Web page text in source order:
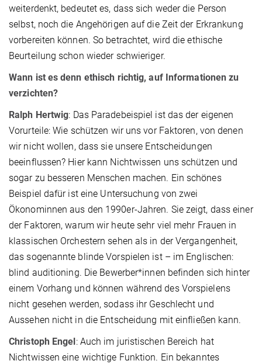
weiterdenkt, bedeutet es, dass sich weder die Person
selbst, noch die Angehörigen auf die Zeit der Erkrankung
vorbereiten können. So betrachtet, wird die ethische
Beurteilung schon wieder schwieriger.
Wann ist es denn ethisch richtig, auf Informationen zu
verzichten?
Ralph Hertwig: Das Paradebeispiel ist das der eigenen
Vorurteile: Wie schützen wir uns vor Faktoren, von denen
wir nicht wollen, dass sie unsere Entscheidungen
beeinflussen? Hier kann Nichtwissen uns schützen und
sogar zu besseren Menschen machen. Ein schönes
Beispiel dafür ist eine Untersuchung von zwei
Ökonominnen aus den 1990er-Jahren. Sie zeigt, dass einer
der Faktoren, warum wir heute sehr viel mehr Frauen in
klassischen Orchestern sehen als in der Vergangenheit,
das sogenannte blinde Vorspielen ist – im Englischen:
blind auditioning. Die Bewerber*innen befinden sich hinter
einem Vorhang und können während des Vorspielens
nicht gesehen werden, sodass ihr Geschlecht und
Aussehen nicht in die Entscheidung mit einfließen kann.
Christoph Engel: Auch im juristischen Bereich hat
Nichtwissen eine wichtige Funktion. Ein bekanntes